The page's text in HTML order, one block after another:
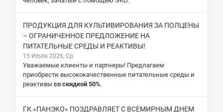
ПРОДУКЦИЯ ДЛЯ КУЛЬТИВИРОВАНИЯ ЗА ПОЛЦЕНЫ
– ОГРАНИЧЕННОЕ ПРЕДЛОЖЕНИЕ НА
ПИТАТЕЛЬНЫЕ СРЕДЫ И РЕАКТИВЫ!
15 Июля 2026, Ср
Уважаемые клиенты и партнеры! Предлагаем
приобрести высококачественные питательные среды и
реактивы со скидкой 50%.
ГК «ПАНЭКО» ПОЗДРАВЛЯЕТ С ВСЕМИРНЫМ ДНЕМ